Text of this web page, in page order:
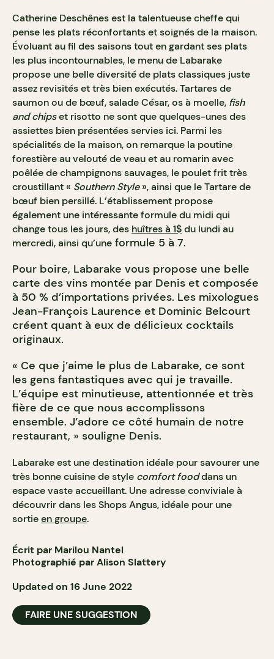
Catherine Deschênes est la talentueuse cheffe qui
pense les plats réconfortants et soignés de la maison.
Évoluant au fil des saisons tout en gardant ses plats
les plus incontournables, le menu de Labarake
propose une belle diversité de plats classiques juste
assez revisités et très bien exécutés. Tartares de
saumon ou de bœuf, salade César, os à moelle, fish
and chipset risotto ne sont que quelques-unes des
assiettes bien présentées servies ici. Parmi les
spécialités de la maison, on remarque la poutine
forestière au velouté de veau et au romarin avec
poêlée de champignons sauvages, le poulet frit très
croustillant « Southern Style», ainsi que le Tartare de
bœuf bien persillé. L’établissement propose
également une intéressante formule du midi qui
change tous les jours, des huîtres à 1$du lundi au
mercredi, ainsi qu’une formule 5 à 7.
Pour boire, Labarake vous propose une belle
carte des vins montée par Denis et composée
à 50 % d’importations privées. Les mixologues
Jean-François Laurence et Dominic Belcourt
créent quant à eux de délicieux cocktails
originaux.
« Ce que j’aime le plus de Labarake, ce sont
les gens fantastiques avec qui je travaille.
L’équipe est minutieuse, attentionnée et très
fière de ce que nous accomplissons
ensemble. J’adore ce côté humain de notre
restaurant, » souligne Denis.
Labarake est une destination idéale pour savourer une
très bonne cuisine de style comfort fooddans un
espace vaste accueillant. Une adresse conviviale à
découvrir dans les Shops Angus, idéale pour une
sortieen groupe.
Écrit par Marilou Nantel
Photographié par Alison Slattery
Updated on 16 June 2022
FAIRE UNE SUGGESTION